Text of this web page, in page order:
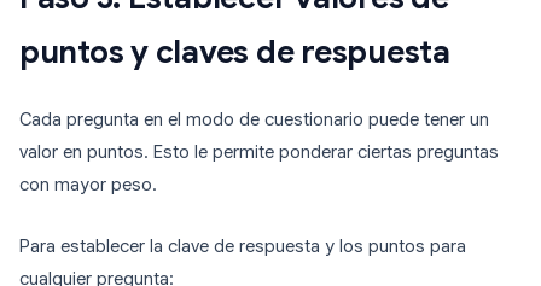
puntos y claves de respuesta
Cada pregunta en el modo de cuestionario puede tener un
valor en puntos. Esto le permite ponderar ciertas preguntas
con mayor peso.
Para establecer la clave de respuesta y los puntos para
cualquier pregunta: